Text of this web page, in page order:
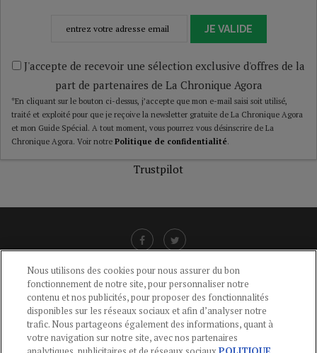
JE VALIDE
J'accepte de recevoir une sélection exclusive d'offres de la
part de partenaires de La Chronique Agora
*En cliquant sur le bouton ci-dessus, j’accepte que mon e-mail saisi soit utilisé,
traité et exploité pour que je reçoive la newsletter gratuite de La Chronique Agora
et mon Guide Spécial. A tout moment, vous pourrez vous désinscrire de La
Chronique Agora. Voir notre Politique de confidentialité.
Trustpilot
LIENS UTILES
CGU-POLITIQUE DE CONFIDENTIALITÉ -POLITIQUE DES COOKIES
MENTIONS LÉGALES -AIDE
Nous utilisons des cookies pour nous assurer du bon
fonctionnement de notre site, pour personnaliser notre
contenu et nos publicités, pour proposer des fonctionnalités
disponibles sur les réseaux sociaux et afin d’analyser notre
trafic. Nous partageons également des informations, quant à
votre navigation sur notre site, avec nos partenaires